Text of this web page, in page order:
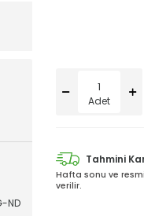
ND
Adet
Tahmini
Hafta sonu ve
verilir.